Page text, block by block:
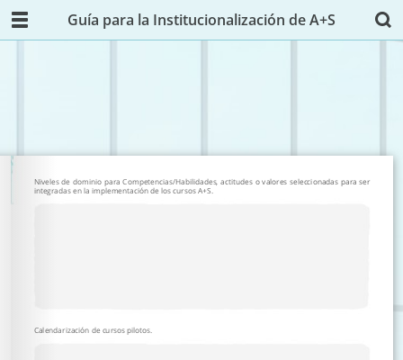
Guía para la Institucionalización de A+S